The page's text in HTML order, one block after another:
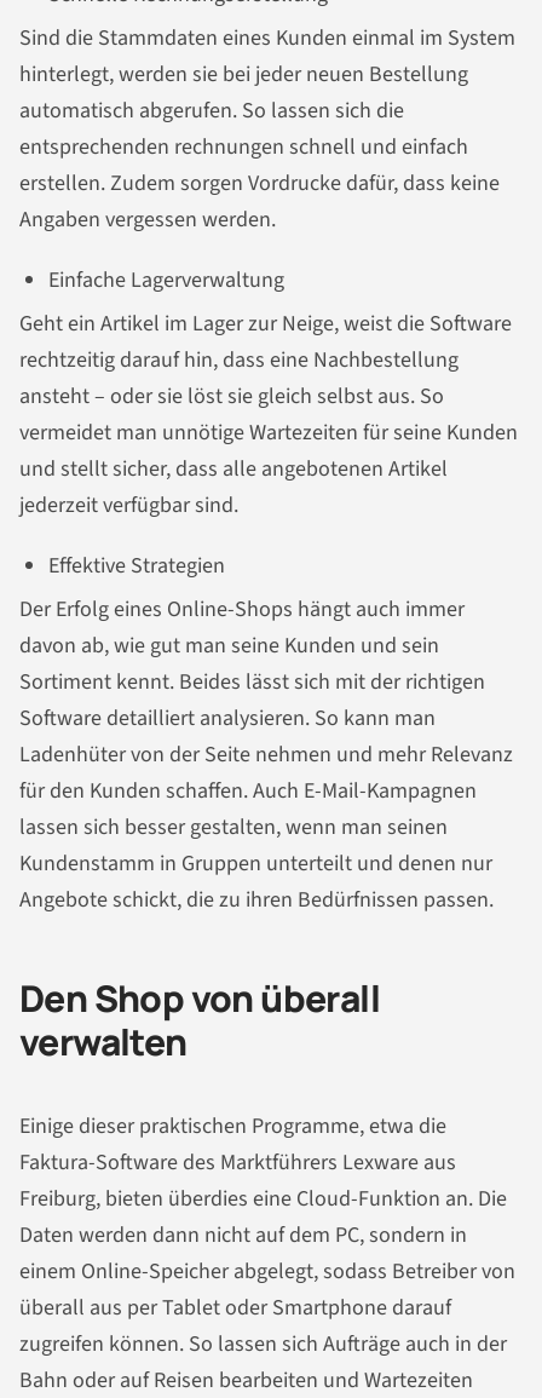
Sind die Stammdaten eines Kunden einmal im System
hinterlegt, werden sie bei jeder neuen Bestellung
automatisch abgerufen. So lassen sich die
entsprechenden rechnungen schnell und einfach
erstellen. Zudem sorgen Vordrucke dafür, dass keine
Angaben vergessen werden.
Einfache Lagerverwaltung
Geht ein Artikel im Lager zur Neige, weist die Software
rechtzeitig darauf hin, dass eine Nachbestellung
ansteht – oder sie löst sie gleich selbst aus. So
vermeidet man unnötige Wartezeiten für seine Kunden
und stellt sicher, dass alle angebotenen Artikel
jederzeit verfügbar sind.
Effektive Strategien
Der Erfolg eines Online-Shops hängt auch immer
davon ab, wie gut man seine Kunden und sein
Sortiment kennt. Beides lässt sich mit der richtigen
Software detailliert analysieren. So kann man
Ladenhüter von der Seite nehmen und mehr Relevanz
für den Kunden schaffen. Auch E-Mail-Kampagnen
lassen sich besser gestalten, wenn man seinen
Kundenstamm in Gruppen unterteilt und denen nur
Angebote schickt, die zu ihren Bedürfnissen passen.
Den Shop von überall
verwalten
Einige dieser praktischen Programme, etwa die
Faktura-Software des Marktführers Lexware aus
Freiburg, bieten überdies eine Cloud-Funktion an. Die
Daten werden dann nicht auf dem PC, sondern in
einem Online-Speicher abgelegt, sodass Betreiber von
überall aus per Tablet oder Smartphone darauf
zugreifen können. So lassen sich Aufträge auch in der
Bahn oder auf Reisen bearbeiten und Wartezeiten